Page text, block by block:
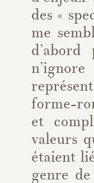
des «
me
forme-
et
valeurs
étaient
genre